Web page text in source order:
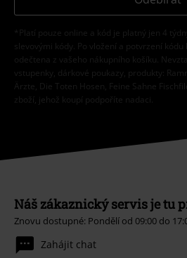
*Platí pouze online a kód je platný jen 4
slevovými kódy. Po vložení a potvrzení kódu
odečtena z vašeho nákupního košíku.
vstupenky, dárkové poukazy, produkty:
Ärzte, Die Toten Hosen, Feine Sahne
zboží, jehož koupí podpoříte nadaci.
Náš zákaznický servis je tu
Znovu dostupné: Pondělí od 09:00 do
Zahájit chat